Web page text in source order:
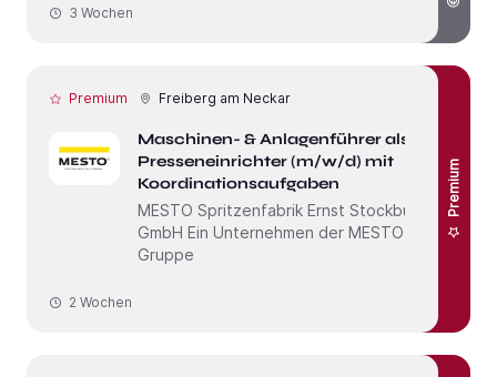
3 Wochen
Premium Freiberg am Neckar
Maschinen- & Anlagenführer als
Presseneinrichter (m/w/d) mit
Koordinationsaufgaben
MESTO Spritzenfabrik Ernst Stockburger
GmbH Ein Unternehmen der MESTO
Gruppe
Premium
2 Wochen